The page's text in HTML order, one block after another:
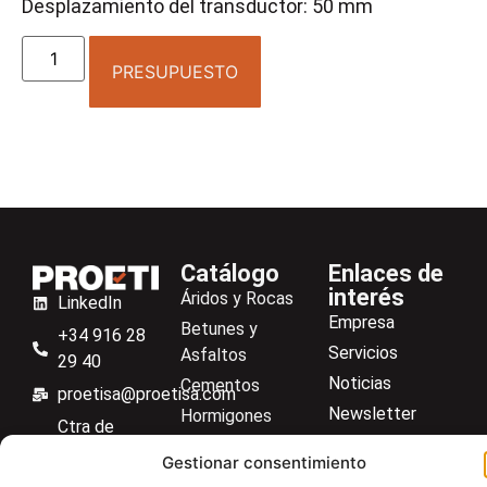
Gestionar consentimiento
Desplazamiento del transductor: 50 mm
PRESUPUESTO
LinkedIn
+34 916 28
29 40
proetisa@proetisa.com
Ctra de
Catálogo
Áridos y Rocas
Betunes y
Asfaltos
Cementos
Hormigones
Enlaces de
interés
Empresa
Servicios
Noticias
Newsletter
Contacto